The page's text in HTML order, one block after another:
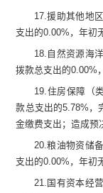
17.援助其他地
支出的0.00% ，年初
18. 自然资源海
拨款总支出的0.00%
19.住房保障（
款总支出的5.78% ，
金缴费支出；造成预
20.粮油物资储
支出的0.00% ，年初
21. 国有资本经